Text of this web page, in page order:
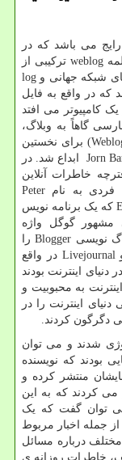
می باشد که در
weblog ترکیبی از
شبکه جهانی و log
که در واقع به فایل
کامپیوتر می افتد
گاهاً به وبلاگ،
) برای نخستین
Jorn ابداع شد. در
خاطرات آنلاین
به نام Peter
که یک برنامه نویس
مشهور گوگل واژه
نویسی Bloggerرا
Livejournal در واقع
اینترنت بودند
به محبوبیت و
اینترنت را در
دگرگون کردند.
شدند و می توان
بودند که نویسنده
منتشر کرده و
کردند که به این
توان گفت که یک
جمله اخبار مربوط
درباره مسائل
خاطرات روزانه ی